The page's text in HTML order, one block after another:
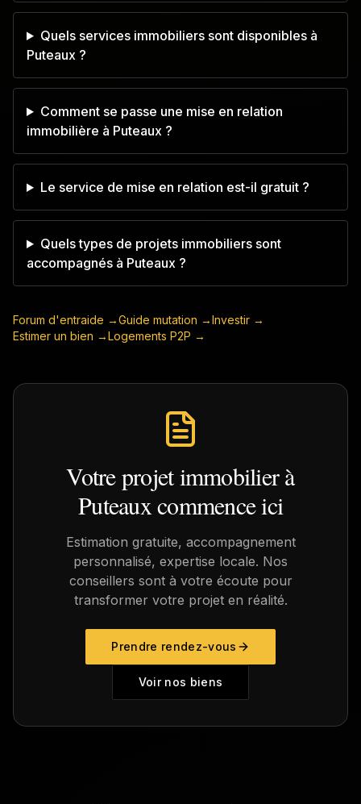
Quels services immobiliers sont disponibles à
Puteaux ?
Comment se passe une mise en relation
immobilière à Puteaux ?
Le service de mise en relation est-il gratuit ?
Quels types de projets immobiliers sont
accompagnés à Puteaux ?
Forum d'entraide →Guide mutation →Investir →
Estimer un bien →Logements P2P →
Votre projet immobilier à
Puteauxcommence ici
Estimation gratuite, accompagnement
personnalisé, expertise locale. Nos
conseillers sont à votre écoute pour
transformer votre projet en réalité.
Prendre rendez-vous
Voir nos biens